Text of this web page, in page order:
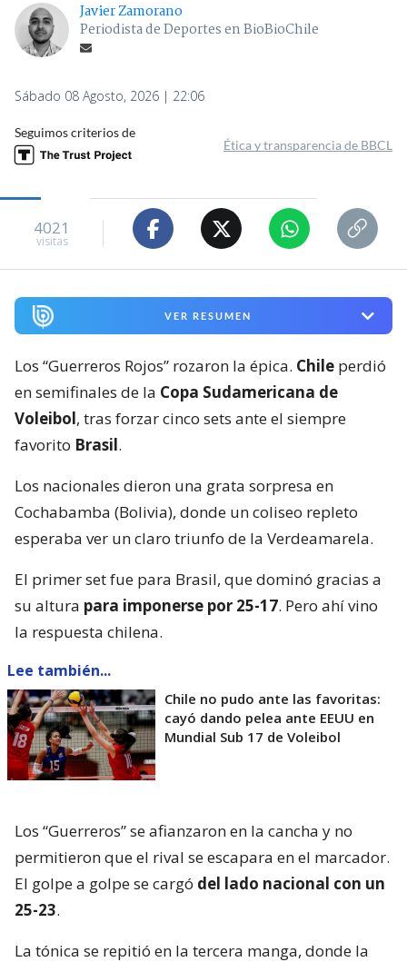
Javier Zamorano
Periodista de Deportes en BioBioChile
Sábado 08 Agosto, 2026 | 22:06
Seguimos criterios de
Ética y transparencia de BBCL
4021
visitas
VER RESUMEN
Los “Guerreros Rojos” rozaron la épica. Chile perdió
en semifinales de la Copa Sudamericana de
Voleibol, tras forzar cinco sets ante el siempre
favorito Brasil.
Los nacionales dieron una grata sorpresa en
Cochabamba (Bolivia), donde un coliseo repleto
esperaba ver un claro triunfo de la Verdeamarela.
El primer set fue para Brasil, que dominó gracias a
su altura para imponerse por 25-17. Pero ahí vino
la respuesta chilena.
Lee también...
Chile no pudo ante las favoritas:
cayó dando pelea ante EEUU en
Mundial Sub 17 de Voleibol
Los “Guerreros” se afianzaron en la cancha y no
permitieron que el rival se escapara en el marcador.
El golpe a golpe se cargó del lado nacional con un
25-23.
La tónica se repitió en la tercera manga, donde la